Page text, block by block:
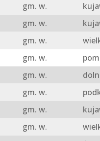
gm. w.
gm. w.
gm. w.
gm. w.
gm. w.
gm. w.
gm. w.
gm. w.